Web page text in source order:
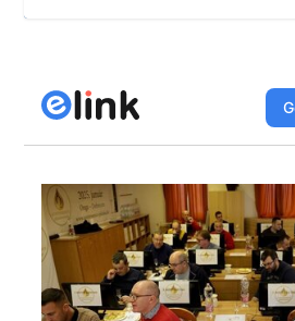
A HEGYKŐI 1 CSEPP
TÖBB, MINT EZER MINTÁT
A JÓ PÁLINKA GAZDASÁGI
DÍJNYERTES PÁLINKA NINCS
A GYÜMÖLCS LEGJAVÁT